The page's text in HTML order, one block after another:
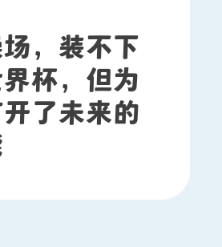
，装不下
杯，但为
了未来的